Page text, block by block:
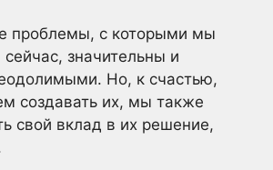
проблемы, с которыми мы
значительны и
Но, к счастью,
создавать их, мы также
свой вклад в их решение,